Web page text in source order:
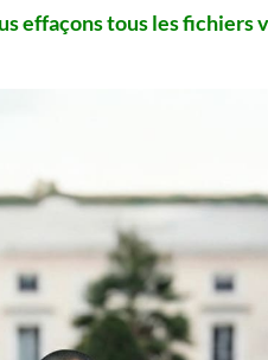
effaçons tous les fichiers